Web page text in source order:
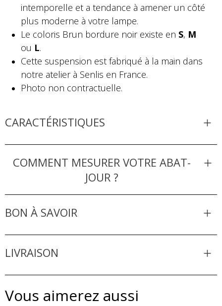
intemporelle et a tendance à amener un côté
plus moderne à votre lampe.
Le coloris Brun bordure noir existe en S, M
ou L.
Cette suspension est fabriqué à la main dans
notre atelier à Senlis en France.
Photo non contractuelle.
CARACTÉRISTIQUES
COMMENT MESURER VOTRE ABAT-
JOUR ?
BON À SAVOIR
LIVRAISON
Vous aimerez aussi